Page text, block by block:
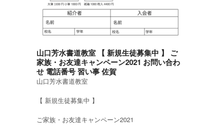
山口芳水書道教室 【 新規生徒募集中 】 ご
家族・お友達キャンペーン2021 お問い合わ
せ 電話番号 習い事 佐賀
山口芳水書道教室
【 新規生徒募集中 】
ご家族・お友達キャンペーン2021